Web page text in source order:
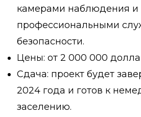
камерами наблюдения и
профессиональными
безопасности.
Цены: от 2 000 000
Сдача: проект будет
2024 года и готов к
заселению.